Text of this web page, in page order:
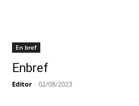
En bref
Enbref
Editor - 02/08/2023